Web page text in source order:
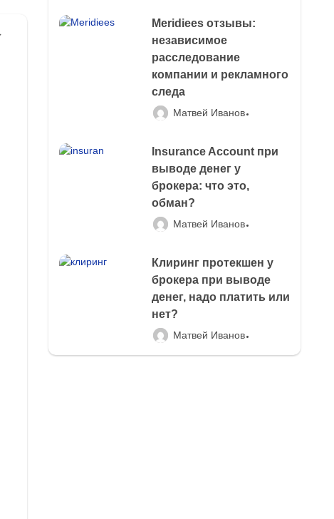
Meridiees отзывы:
независимое
расследование
компании и рекламного
следа
Матвей Иванов
Insurance Account при
выводе денег у
брокера: что это,
обман?
Матвей Иванов
Клиринг протекшен у
брокера при выводе
денег, надо платить или
нет?
Матвей Иванов